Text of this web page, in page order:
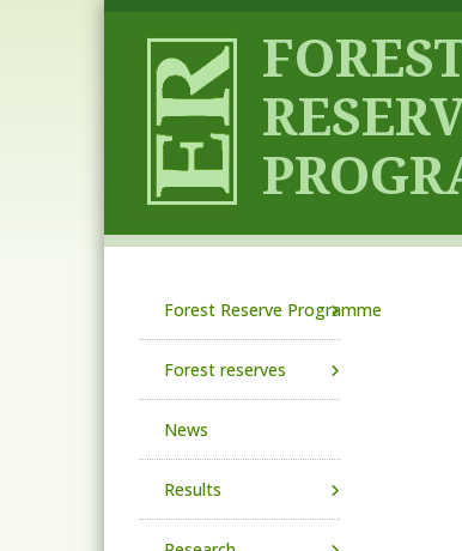
Forest Reserve Programme
Forest reserves
News
Results